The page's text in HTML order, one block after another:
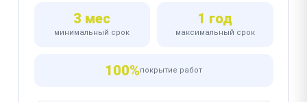
3 мес
минимальный срок
1 год
максимальный срок
100%покрытие работ